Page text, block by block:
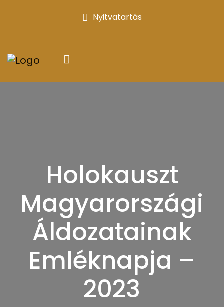
Nyitvatartás
Holokauszt
Magyarországi
Áldozatainak
Emléknapja –
2023